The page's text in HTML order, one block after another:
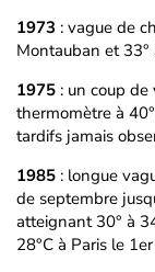
1973 : vague de
Montauban et 33°
1975 : un coup
thermomètre à
tardifs jamais
1985 : longue
de septembre
atteignant 30° à
28°C à Paris le